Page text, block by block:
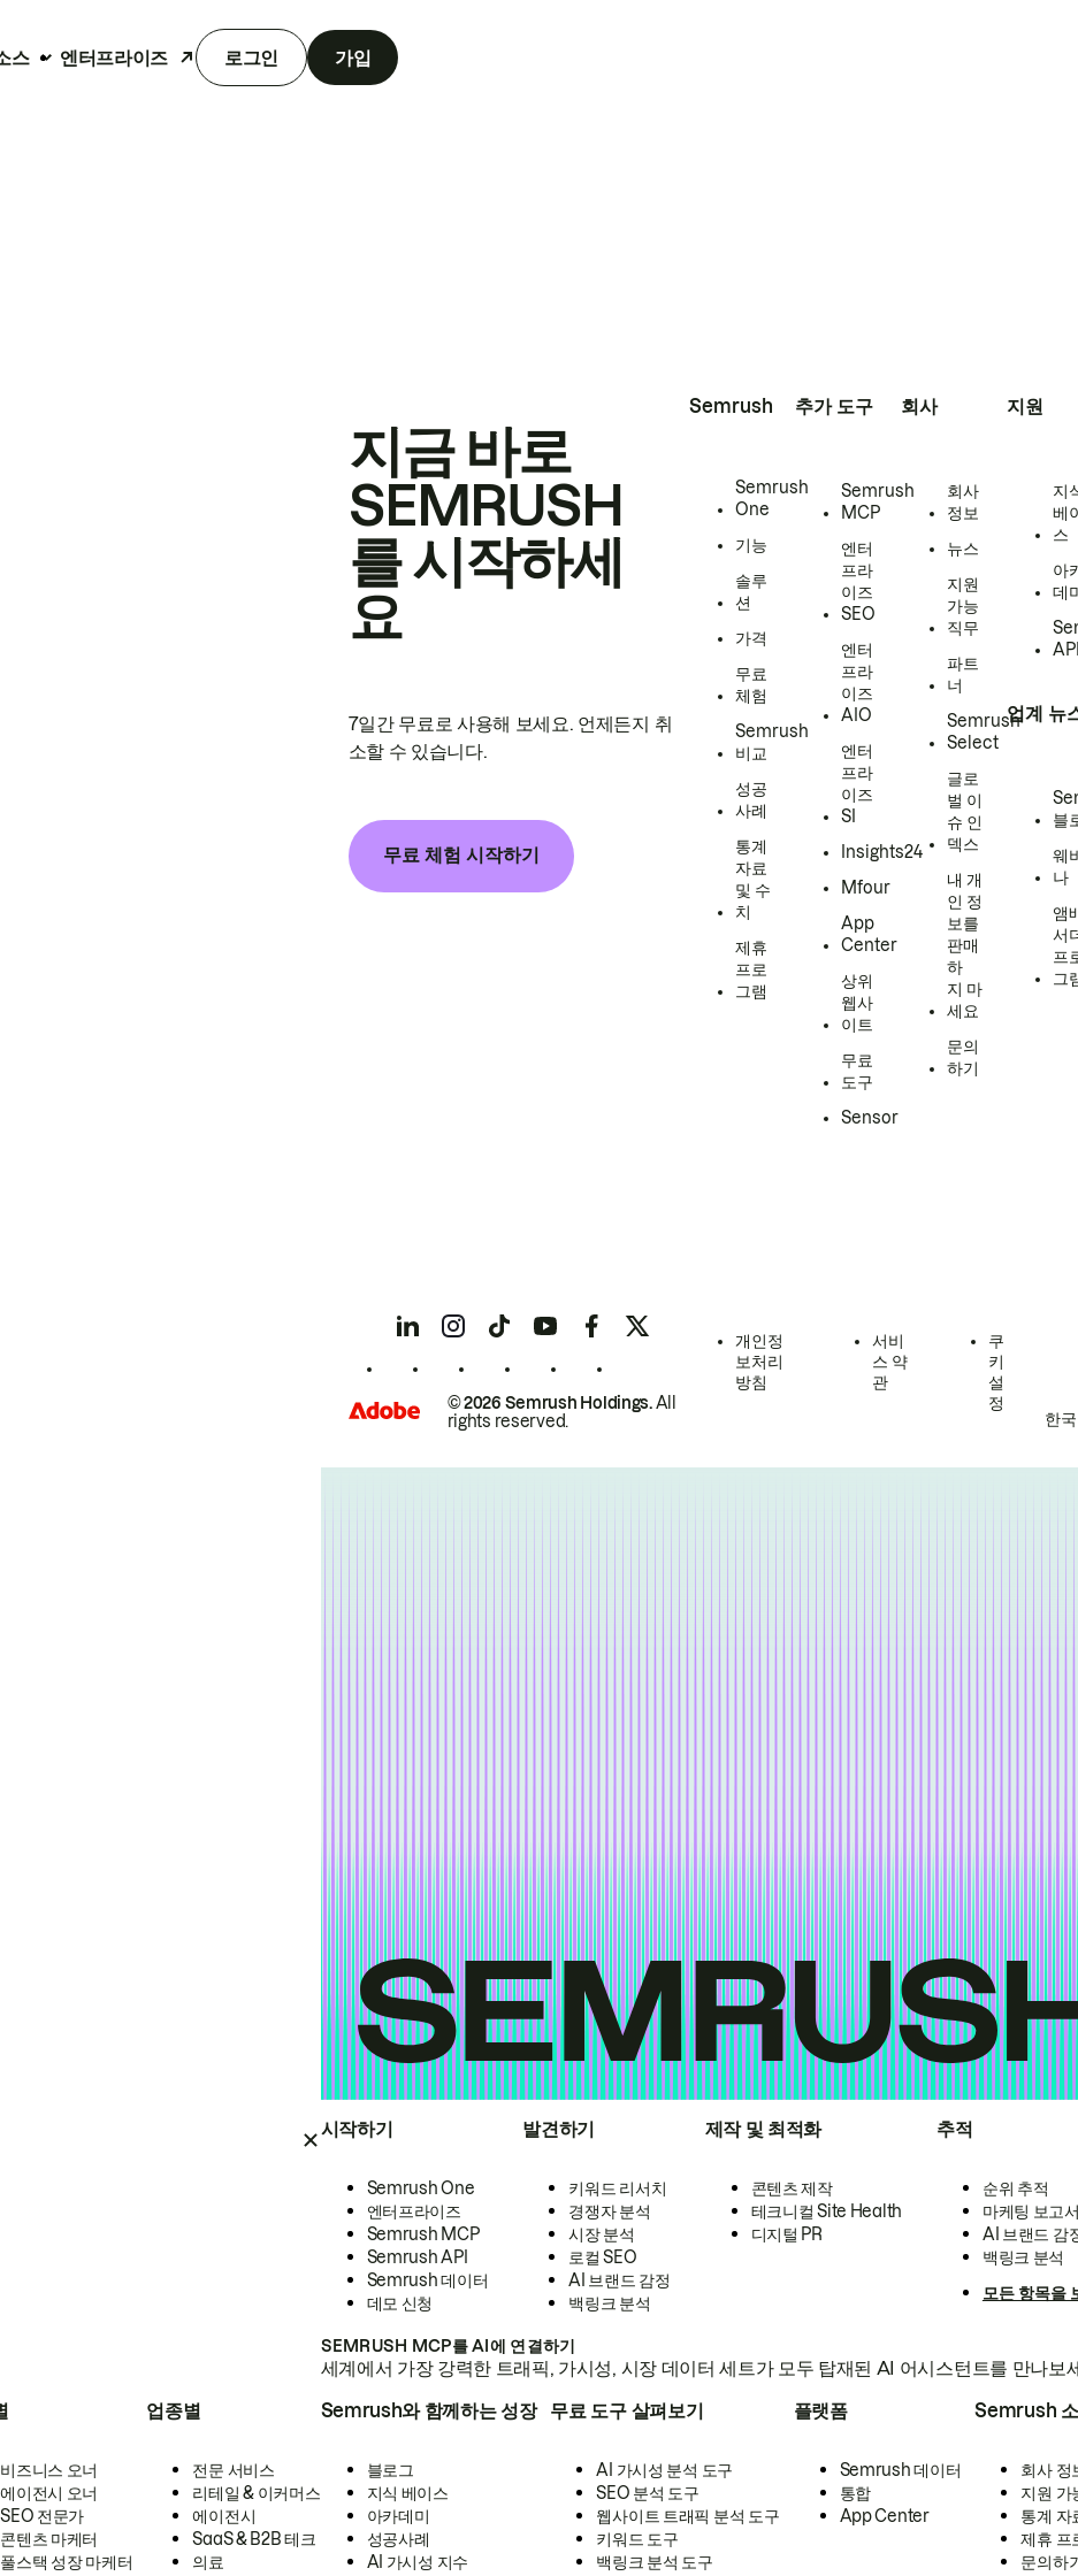
스 엔터프라이즈 로그인 가입
시작하기
Semrush One
엔터프라이즈
Semrush MCP
Semrush API
Semrush 데이터
데모 신청
발견하기
키워드 리서치
경쟁자 분석
시장 분석
로컬 SEO
AI 브랜드 감정
백링크 분석
제작 및 최적화
콘텐츠 제작
테크니컬 Site Health
디지털 PR
추적
순위 추적
마케팅 보고
AI 브랜드 감
백링크 분석
모든 항목을
SEMRUSH MCP를 AI에 연결하기
세계에서 가장 강력한 트래픽, 가시성, 시장 데이터 세트가 모두 탑재된 AI 어시스턴트를 만나보
비즈니스 오너
에이전시 오너
SEO 전문가
콘텐츠 마케터
풀스택 성장 마케터
업종별
전문 서비스
리테일 & 이커머스
에이전시
SaaS & B2B 테크
의료
Semrush와 함께하는 성장
블로그
지식 베이스
아카데미
성공사례
AI 가시성 지수
무료 도구 살펴보기
AI 가시성 분석 도구
SEO 분석 도구
웹사이트 트래픽 분석 도구
키워드 도구
백링크 분석 도구
플랫폼
Semrush 데이터
통합
App Center
Semrush
회사 정
지원 가
통계 자
제휴 프
문의하
지금 바로
SEMRUSH
를 시작하세
요
7일간 무료로 사용해 보세요. 언제든지 취
소할 수 있습니다.
무료 체험 시작하기
Semrush
Semrush
One
기능
솔루
션
가격
무료
체험
Semrush
비교
성공
사례
통계
자료
및 수
치
제휴
프로
그램
추가 도구
Semrush
MCP
엔터
프라
이즈
SEO
엔터
프라
이즈
AIO
엔터
프라
이즈
SI
Insights24
Mfour
App
Center
상위
웹사
이트
무료
도구
Sensor
회사
회사
정보
뉴스
지원
가능
직무
파트
너
Semrush
Select
글로
벌 이
슈 인
덱스
내 개
인 정
보를
판매
하
지 마
세요
문의
하기
지원
지
베
스
아
데
업계 뉴
블
웨
나
앰
서
프
그
© 2026 Semrush Holdings.All
rights reserved.
개인정
보처리
방침
서비
스 약
관
쿠
키
설
정
한